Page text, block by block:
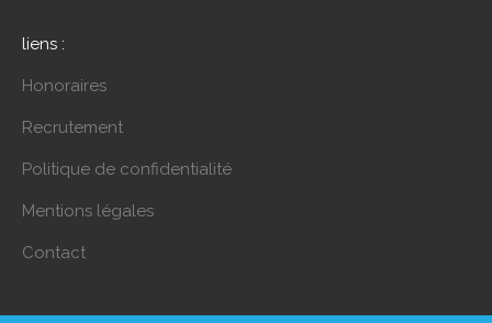
liens :
Honoraires
Recrutement
Politique de confidentialité
Mentions légales
Contact